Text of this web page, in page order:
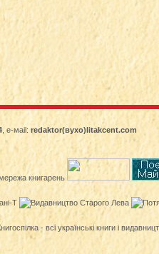
, е-маіl: redaktor(вухо)litakcent.com